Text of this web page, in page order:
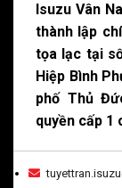
Isuzu Vân
thành lập
tọa lạc tại
Hiệp Bình
phố Thủ
quyền cấp 1